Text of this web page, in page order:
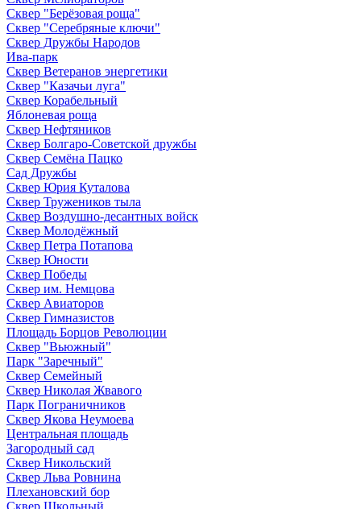
Сквер "Берёзовая роща"
Сквер "Серебряные ключи"
Сквер Дружбы Народов
Ива-парк
Сквер Ветеранов энергетики
Сквер "Казачьи луга"
Сквер Корабельный
Яблоневая роща
Сквер Нефтяников
Сквер Болгаро-Советской дружбы
Сквер Семёна Пацко
Сад Дружбы
Сквер Юрия Куталова
Сквер Тружеников тыла
Сквер Воздушно-десантных войск
Сквер Молодёжный
Сквер Петра Потапова
Сквер Юности
Сквер Победы
Сквер им. Немцова
Сквер Авиаторов
Сквер Гимназистов
Площадь Борцов Революции
Сквер "Вьюжный"
Парк "Заречный"
Сквер Семейный
Сквер Николая Жвавого
Парк Пограничников
Сквер Якова Неумоева
Центральная площадь
Загородный сад
Сквер Никольский
Сквер Льва Ровнина
Плехановский бор
Сквер Школьный